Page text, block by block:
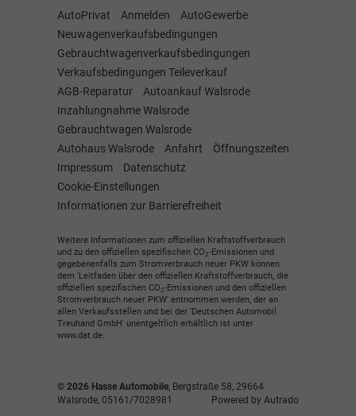
AutoPrivat Anmelden
AutoGewerbe
Neuwagenverkaufsbedingungen
Gebrauchtwagenverkaufsbedingungen
Verkaufsbedingungen Teileverkauf
AGB-Reparatur
Autoankauf Walsrode
Inzahlungnahme Walsrode
Gebrauchtwagen Walsrode
Autohaus Walsrode
Anfahrt
Öffnungszeiten
Impressum
Datenschutz
Cookie-Einstellungen
Informationen zur Barrierefreiheit
Weitere Informationen zum offiziellen Kraftstoffverbrauch
und zu den offiziellen spezifischen CO2-Emissionen und
gegebenenfalls zum Stromverbrauch neuer PKW können
dem 'Leitfaden über den offiziellen Kraftstoffverbrauch, die
offiziellen spezifischen CO2-Emissionen und den offiziellen
Stromverbrauch neuer PKW' entnommen werden, der an
allen Verkaufsstellen und bei der 'Deutschen Automobil
Treuhand GmbH' unentgeltlich erhältlich ist unter
www.dat.de.
© 2026 Hasse Automobile Bergstraße 58 29664
Walsrode, 05161/7028981 Powered by Autrado